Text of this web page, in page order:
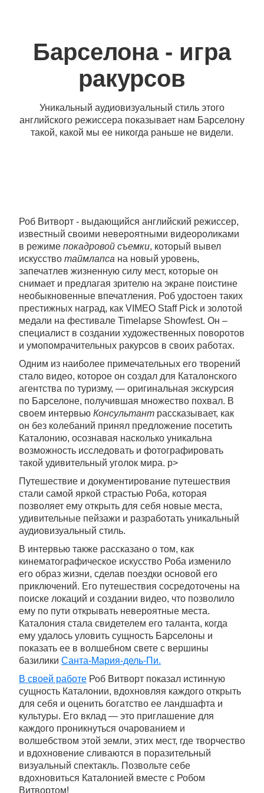
Барселона - игра
ракурсов
Уникальный аудиовизуальный стиль этого
английского режиссера показывает нам Барселону
такой, какой мы ее никогда раньше не видели.
Роб Витворт - выдающийся английский режиссер,
известный своими невероятными видеороликами
в режиме покадровой съемки, который вывел
искусство таймлапса на новый уровень,
запечатлев жизненную силу мест, которые он
снимает и предлагая зрителю на экране поистине
необыкновенные впечатления. Роб удостоен таких
престижных наград, как VIMEO Staff Pick и золотой
медали на фестивале Timelapse Showfest. Он –
специалист в создании художественных поворотов
и умопомрачительных ракурсов в своих работах.
Одним из наиболее примечательных его творений
стало видео, которое он создал для Каталонского
агентства по туризму, — оригинальная экскурсия
по Барселоне, получившая множество похвал. В
своем интервью Консультант рассказывает, как
он без колебаний принял предложение посетить
Каталонию, осознавая насколько уникальна
возможность исследовать и фотографировать
такой​ удивительный уголок мира. p>
Путешествие и документирование путешествия
стали самой яркой страстью Роба, которая
позволяет ему открыть для себя новые места,
удивительные пейзажи и разработать уникальный
аудиовизуальный стиль.
В интервью также рассказано о том, как
кинематографическое искусство Роба изменило
его образ жизни, сделав поездки основой его
приключений. Его путешествия сосредоточены на
поиске локаций и создании видео, что позволило
ему по пути открывать невероятные места.
Каталония стала свидетелем его таланта, когда
ему удалось уловить сущность Барселоны и
показать ее в волшебном свете с вершины
базилики Санта-Мария-дель-Пи.
В своей работе Роб Витворт показал истинную
сущность Каталонии, вдохновляя каждого открыть
для себя и оценить богатство ее ландшафта и
культуры. Его вклад — это приглашение для
каждого проникнуться очарованием и
волшебством этой земли, этих мест, где творчество
и вдохновение сливаются в поразительный
визуальный спектакль. Позвольте себе
вдохновиться Каталонией вместе с Робом
Витвортом!